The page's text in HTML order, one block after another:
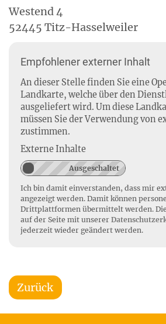
Westend 4
52445 Titz-Hasselweiler
Empfohlener externer Inhalt
An dieser Stelle finden Sie eine
Landkarte, welche über den
ausgeliefert wird. Um diese
müssen Sie der Verwendung von
zustimmen.
Externe Inhalte
Ich bin damit einverstanden, dass mir
angezeigt werden. Damit können
Drittplattformen übermittelt werden.
auf der Seite mit unserer
jederzeit wieder geändert werden.
Zurück